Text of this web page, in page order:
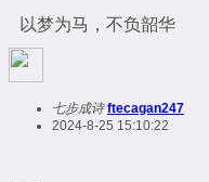
以梦为马，不负韶华
七步成诗 ftecagan247
2024-8-25 15:10:22